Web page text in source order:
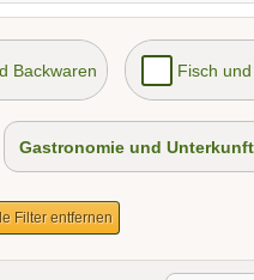
Backwaren Fisch
Gastronomie und Unterkunft
Filter entfernen